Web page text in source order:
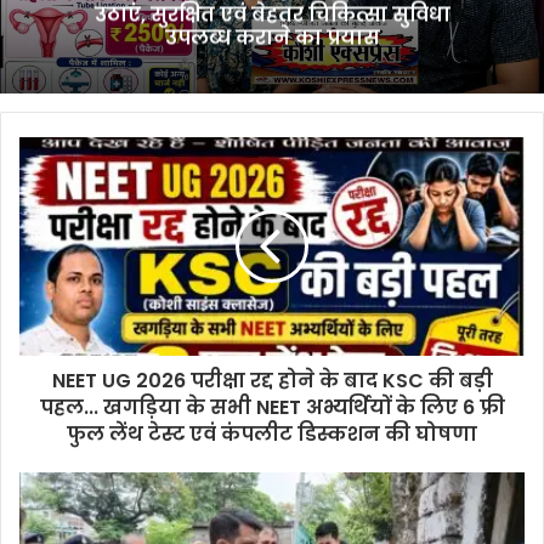
महिला
बंध्याकरण
शिविर,
₹2500
पैकेज
ऑपरेशन
सहित
सुविधाएं….डॉ.
कुमारी
महिलाएं
शिविर
उठाएं, सुरक्षित एवं बेहतर चिकित्सा सुविधा
उपलब्ध कराने का प्रयास
NEET UG 2026 परीक्षा रद्द होने के बाद KSC की बड़ी
पहल... खगड़िया के सभी NEET अभ्यर्थियों के लिए 6 फ्री
फुल लेंथ टेस्ट एवं कंपलीट डिस्कशन की घोषणा